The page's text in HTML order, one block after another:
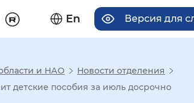
En Версия для
и НАО
Новости отделения
детские пособия за июль досрочно